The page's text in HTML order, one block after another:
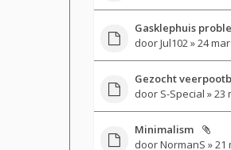
Gasklephuis
doorJul102 » 24
Gezocht
door S-Special » 23
Minimalism
doorNormanS » 21